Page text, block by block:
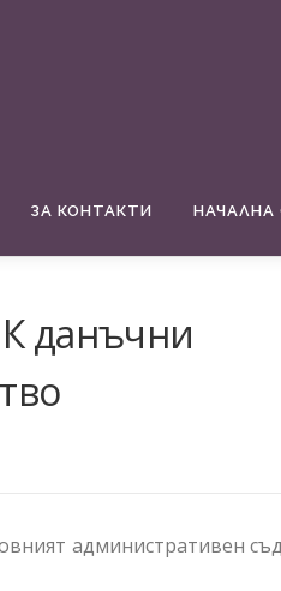
ЗА КОНТАКТИ НАЧАЛНА
данъчни
административен съд